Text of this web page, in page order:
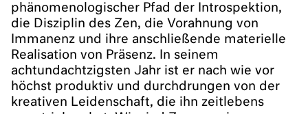
phänomenologischer Pfad der Introspektion,
die Disziplin des Zen, die Vorahnung von
Immanenz und ihre anschließende materielle
Realisation von Präsenz. In seinem
achtundachtzigsten Jahr ist er nach wie vor
höchst produktiv und durchdrungen von der
kreativen Leidenschaft, die ihn zeitlebens